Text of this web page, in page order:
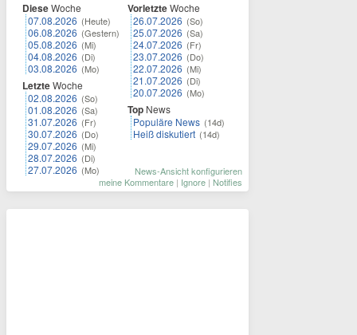
DieseWoche
07.08.2026 (Heute)
06.08.2026 (Gestern)
05.08.2026 (Mi)
04.08.2026 (Di)
03.08.2026 (Mo)
LetzteWoche
02.08.2026 (So)
01.08.2026 (Sa)
31.07.2026 (Fr)
30.07.2026 (Do)
29.07.2026 (Mi)
28.07.2026 (Di)
27.07.2026 (Mo)
VorletzteWoche
26.07.2026 (So)
25.07.2026 (Sa)
24.07.2026 (Fr)
23.07.2026 (Do)
22.07.2026 (Mi)
21.07.2026 (Di)
20.07.2026 (Mo)
Top News
Populäre News (14d)
Heiß diskutiert (14d)
News-Ansicht konfigurieren
meine Kommentare | Ignore | Notifies